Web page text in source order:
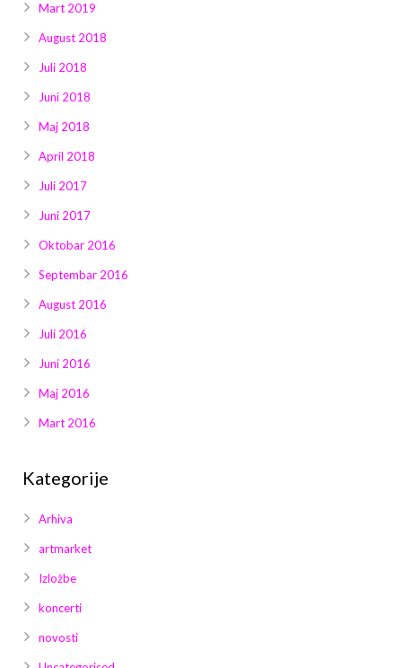
Mart 2019
August 2018
Juli 2018
Juni 2018
Maj 2018
April 2018
Juli 2017
Juni 2017
Oktobar 2016
Septembar 2016
August 2016
Juli 2016
Juni 2016
Maj 2016
Mart 2016
Kategorije
Arhiva
artmarket
Izložbe
koncerti
novosti